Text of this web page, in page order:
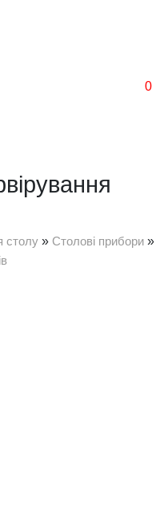
0
столу » Столові прибори »